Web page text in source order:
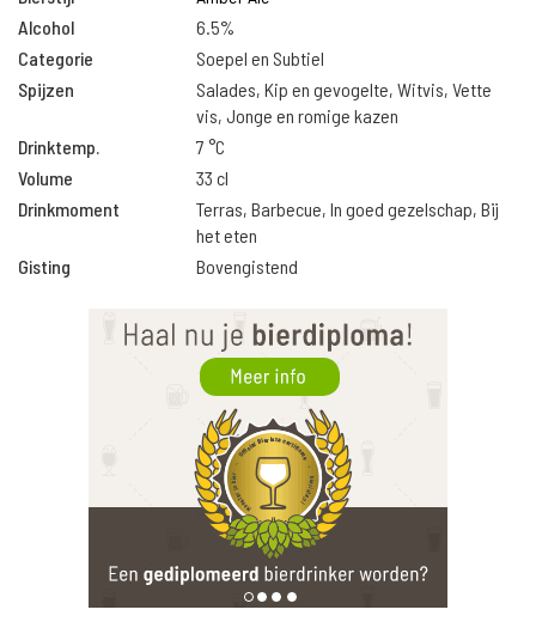
Alcohol
6.5%
Categorie
Soepel en Subtiel
Spijzen
Salades, Kip en gevogelte, Witvis, Vette
vis, Jonge en romige kazen
Drinktemp.
7 °C
Volume
33 cl
Drinkmoment
Terras, Barbecue, In goed gezelschap, Bij
het eten
Gisting
Bovengistend